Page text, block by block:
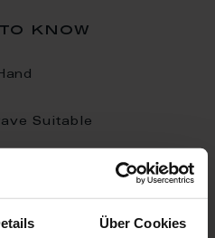
Über Cookies
know
Suitable